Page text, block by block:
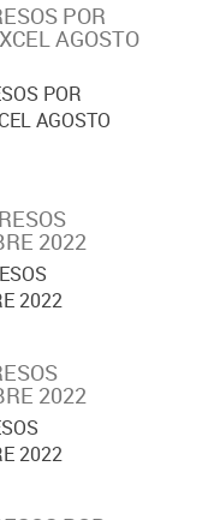
POR
AGOSTO
POR
AGOSTO
2022
2022
2022
2022